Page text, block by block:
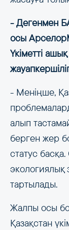
- Дегенмен
осы
Үкіметті
- Меніңше,
алып
берген жер
статус
экологиялық
тартылады.
Жалпы осы
Қазақстан